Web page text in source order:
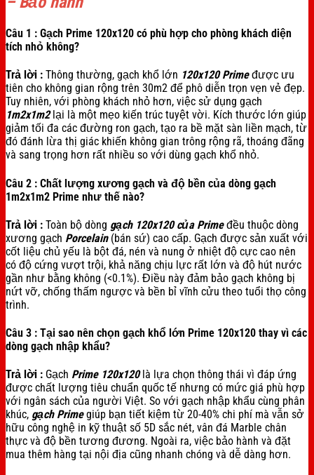
Câu 1 : Gạch Prime 120x120 có phù hợp cho phòng khách diện
tích nhỏ không?
Trả lời : Thông thường, gạch khổ lớn 120x120 Primeđược ưu
tiên cho không gian rộng trên 30m2 để phô diễn trọn vẹn vẻ đẹp.
Tuy nhiên, với phòng khách nhỏ hơn, việc sử dụng gạch
1m2x1m2lại là một mẹo kiến trúc tuyệt vời. Kích thước lớn giúp
giảm tối đa các đường ron gạch, tạo ra bề mặt sàn liền mạch, từ
đó đánh lừa thị giác khiến không gian trông rộng rã, thoáng đãng
và sang trọng hơn rất nhiều so với dùng gạch khổ nhỏ.
Câu 2 : Chất lượng xương gạch và độ bền của dòng gạch
1m2x1m2 Prime như thế nào?
Trả lời : Toàn bộ dòng gạch 120x120 của Prime đều thuộc dòng
xương gạch Porcelain(bán sứ) cao cấp. Gạch được sản xuất với
cốt liệu chủ yếu là bột đá, nén và nung ở nhiệt độ cực cao nên
có độ cứng vượt trội, khả năng chịu lực rất lớn và độ hút nước
gần như bằng không (<0.1%). Điều này đảm bảo gạch không bị
nứt vỡ, chống thấm ngược và bền bỉ vĩnh cửu theo tuổi thọ công
trình.
Câu 3 : Tại sao nên chọn gạch khổ lớn Prime 120x120 thay vì các
dòng gạch nhập khẩu?
Trả lời : Gạch Prime 120x120là lựa chọn thông thái vì đáp ứng
được chất lượng tiêu chuẩn quốc tế nhưng có mức giá phù hợp
với ngân sách của người Việt. So với gạch nhập khẩu cùng phân
khúc, gạch Prime giúp bạn tiết kiệm từ 20-40% chi phí mà vẫn sở
hữu công nghệ in kỹ thuật số 5D sắc nét, vân đá Marble chân
thực và độ bền tương đương. Ngoài ra, việc bảo hành và đặt
mua thêm hàng tại nội địa cũng nhanh chóng và dễ dàng hơn.